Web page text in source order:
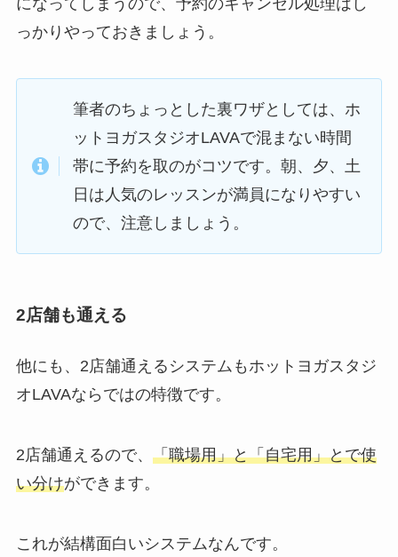
になってしまうので、予約のキャンセル処理はし
っかりやっておきましょう。
筆者のちょっとした裏ワザとしては、ホ
ットヨガスタジオLAVAで混まない時間
帯に予約を取のがコツです。朝、夕、土
日は人気のレッスンが満員になりやすい
ので、注意しましょう。
2店舗も通える
他にも、2店舗通えるシステムもホットヨガスタジ
オLAVAならではの特徴です。
2店舗通えるので、 「職場用」と「自宅用」とで使
い分けができます。
これが結構面白いシステムなんです。